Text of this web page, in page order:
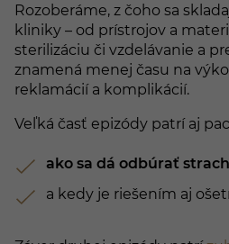
Rozoberáme, z čoho sa
kliniky – od prístrojov a
sterilizáciu či vzdelávanie a
znamená menej času na
reklamácií a komplikácií.
Veľká časť epizódy patrí aj
ako sa dá odbúrať
a kedy je riešením aj